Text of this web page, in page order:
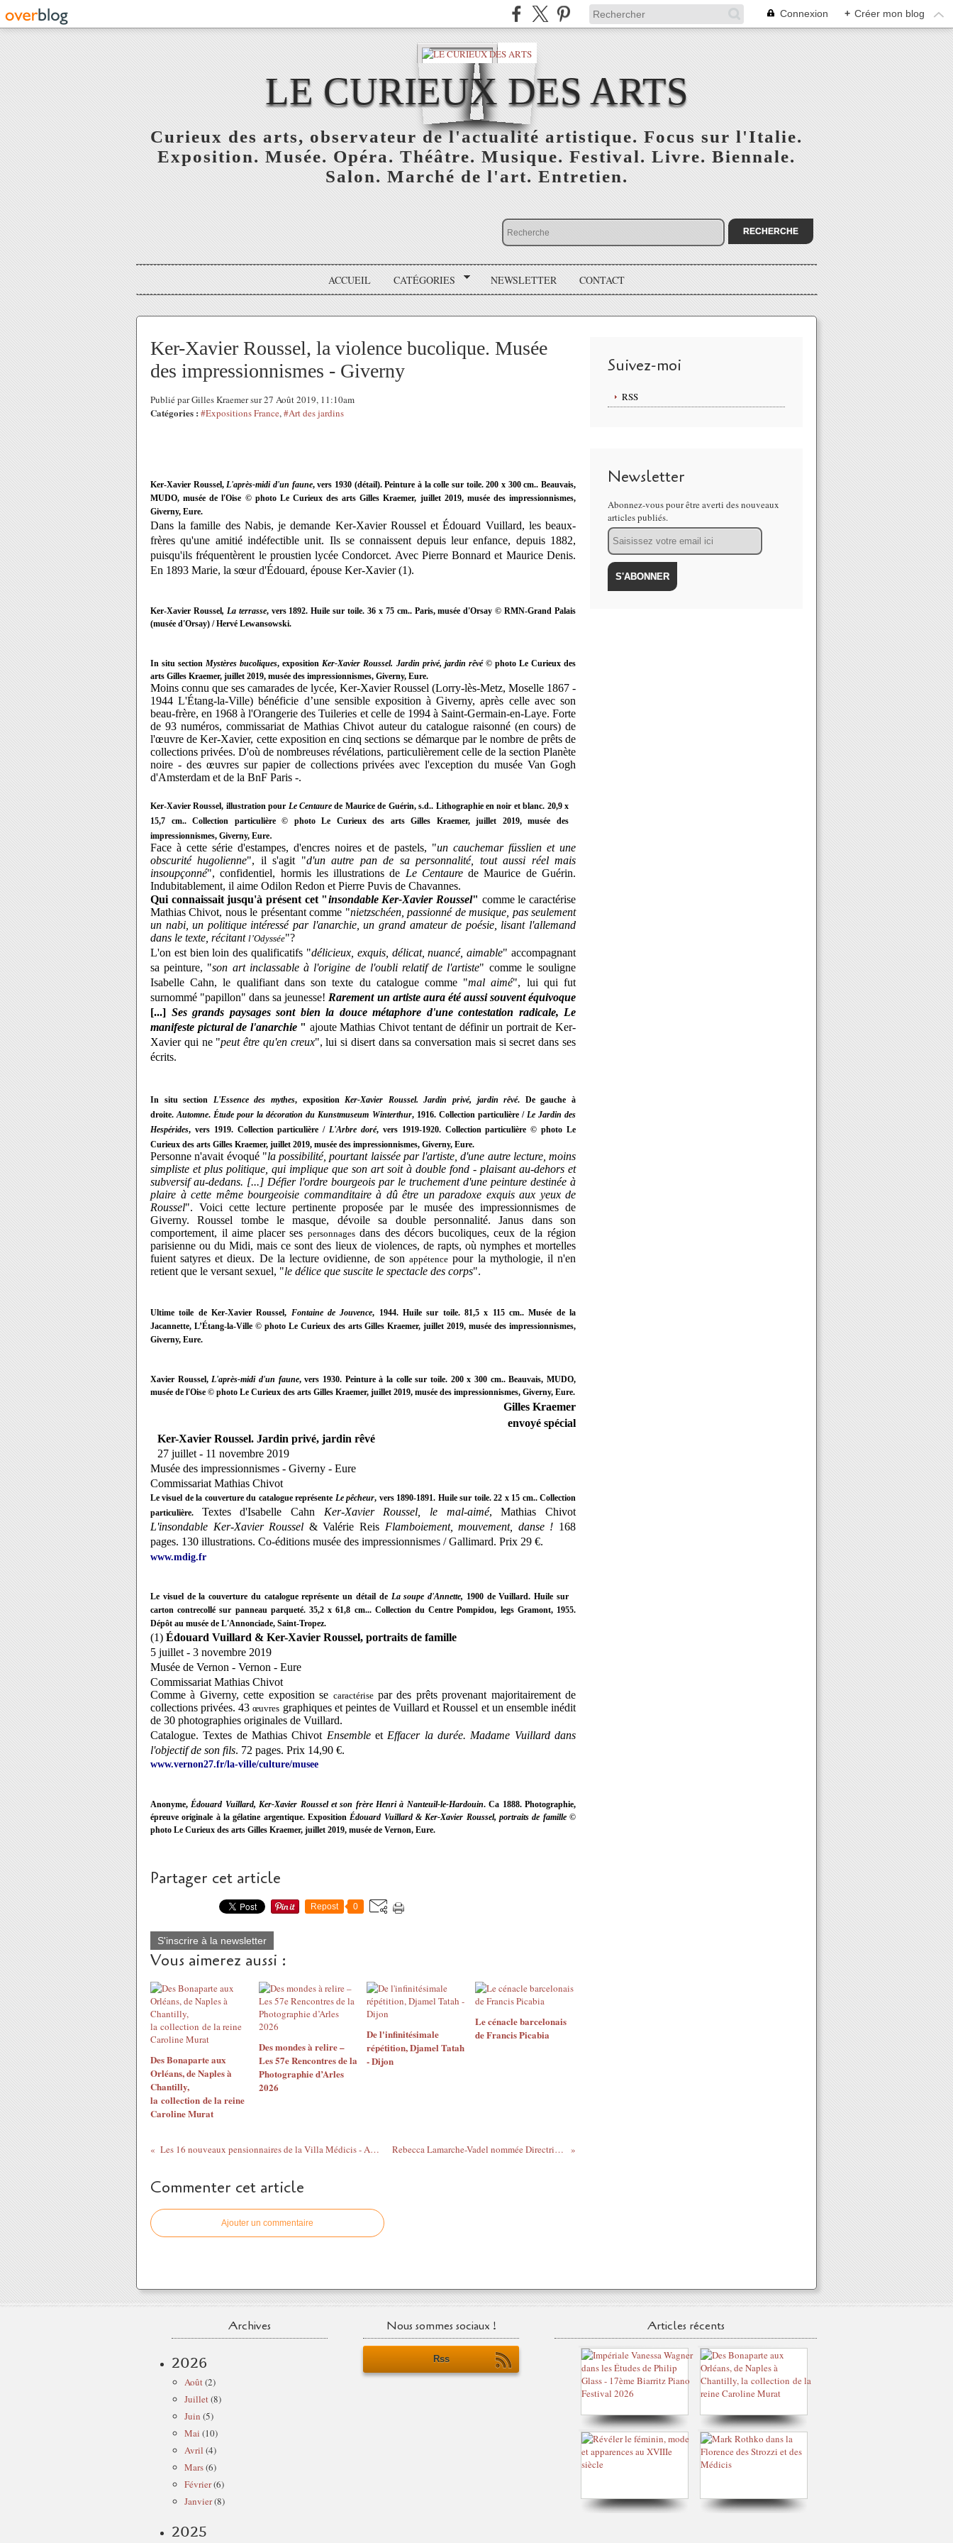
Connexion + Créer mon blog
LE CURIEUX DES ARTS
Curieux des arts, observateur de l'actualité artistique. Focus sur l'Italie.
Exposition. Musée. Opéra. Théâtre. Musique. Festival. Livre. Biennale.
Salon. Marché de l'art. Entretien.
ACCUEIL CATÉGORIES NEWSLETTER CONTACT
Ker-Xavier Roussel, la violence bucolique. Musée
des impressionnismes - Giverny
Publié par Gilles Kraemer sur 27 Août 2019, 11:10am
Catégories : #Expositions France,#Art des jardins
Ker-Xavier Roussel,L'après-midi d'un faune, vers 1930 (détail). Peinture à la colle sur toile. 200 x 300 cm.. Beauvais,
MUDO, musée de l'Oise © photo Le Curieux des arts Gilles Kraemer, juillet 2019, musée des impressionnismes,
Giverny, Eure.
Dans la famille des Nabis, je demande Ker-Xavier Roussel et Édouard Vuillard, les beaux-
frères qu'une amitié indéfectible unit. Ils se connaissent depuis leur enfance, depuis 1882,
puisqu'ils fréquentèrent le proustien lycée Condorcet. Avec Pierre Bonnard et Maurice Denis.
En 1893 Marie, la sœur d'Édouard, épouse Ker-Xavier (1).
Ker-Xavier Roussel, La terrasse, vers 1892. Huile sur toile. 36 x 75 cm.. Paris, musée d'Orsay © RMN-Grand Palais
(musée d'Orsay) / Hervé Lewansowski.
In situ section Mystères bucoliques, expositionKer-Xavier Roussel. Jardin privé, jardin rêvé© photo Le Curieux des
arts Gilles Kraemer, juillet 2019, musée des impressionnismes, Giverny, Eure.
Moins connu que ses camarades de lycée, Ker-Xavier Roussel (Lorry-lès-Metz, Moselle 1867 -
1944 L'Étang-la-Ville) bénéficie d’une sensible exposition à Giverny, après celle avec son
beau-frère, en 1968 à l'Orangerie des Tuileries et celle de 1994 à Saint-Germain-en-Laye. Forte
de 93 numéros, commissariat de Mathias Chivot auteur du catalogue raisonné (en cours) de
l'œuvre de Ker-Xavier, cette exposition en cinq sections se démarque par le nombre de prêts de
collections privées. D'où de nombreuses révélations, particulièrement celle de la section Planète
noire - des œuvres sur papier de collections privées avec l'exception du musée Van Gogh
d'Amsterdam et de la BnF Paris -.
Ker-Xavier Roussel, illustration pour Le Centaure de Maurice de Guérin, s.d.. Lithographie en noir et blanc. 20,9 x
15,7 cm.. Collection particulière © photo Le Curieux des arts Gilles Kraemer, juillet 2019, musée des
impressionnismes, Giverny, Eure.
Face à cette série d'estampes, d'encres noires et de pastels, "un cauchemar füsslien et une
obscurité hugolienne", il s'agit "d'un autre pan de sa personnalité, tout aussi réel mais
insoupçonné", confidentiel, hormis les illustrations de Le Centaurede Maurice de Guérin.
Indubitablement, il aime Odilon Redon et Pierre Puvis de Chavannes.
Qui connaissait jusqu'à présent cet "insondable Ker-Xavier Roussel" comme le caractérise
Mathias Chivot, nous le présentant comme "nietzschéen, passionné de musique, pas seulement
un nabi, un politique intéressé par l'anarchie, un grand amateur de poésie, lisant l'allemand
dans le texte, récitant l’Odyssée"?
L'on est bien loin des qualificatifs "délicieux, exquis, délicat, nuancé, aimable" accompagnant
sa peinture, "son art inclassable à l'origine de l'oubli relatif de l'artiste" comme le souligne
Isabelle Cahn, le qualifiant dans son texte du catalogue comme "mal aimé", lui qui fut
surnommé "papillon" dans sa jeunesse! Rarement un artiste aura été aussi souvent équivoque
[...] Ses grands paysages sont bien la douce métaphore d'une contestation radicale, Le
manifeste pictural de l'anarchie " ajoute Mathias Chivot tentant de définir un portrait de Ker-
Xavier qui ne "peut être qu'en creux", lui si disert dans sa conversation mais si secret dans ses
écrits.
In situ section L'Essence des mythes, expositionKer-Xavier Roussel. Jardin privé, jardin rêvé. De gauche à
droite.Automne.Étude pour la décoration du Kunstmuseum Winterthur, 1916. Collection particulière / Le Jardin des
Hespérides, vers 1919. Collection particulière /L'Arbre doré, vers 1919-1920. Collection particulière © photo Le
Curieux des arts Gilles Kraemer, juillet 2019, musée des impressionnismes, Giverny, Eure.
Personne n'avait évoqué "la possibilité, pourtant laissée par l'artiste, d'une autre lecture, moins
simpliste et plus politique, qui implique que son art soit à double fond - plaisant au-dehors et
subversif au-dedans. [...] Défier l'ordre bourgeois par le truchement d'une peinture destinée à
plaire à cette même bourgeoisie commanditaire à dû être un paradoxe exquis aux yeux de
Roussel". Voici cette lecture pertinente proposée par le musée des impressionnismes de
Giverny. Roussel tombe le masque, dévoile sa double personnalité. Janus dans son
comportement, il aime placer ses personnagesdans des décors bucoliques, ceux de la région
parisienne ou du Midi, mais ce sont des lieux de violences, de rapts, où nymphes et mortelles
fuient satyres et dieux. De la lecture ovidienne, de sonappétence pour la mythologie, il n'en
retient que le versant sexuel, "le délice que suscite le spectacle des corps".
Ultime toile de Ker-Xavier Roussel, Fontaine de Jouvence, 1944. Huile sur toile. 81,5 x 115 cm.. Musée de la
Jacannette, L’Étang-la-Ville © photo Le Curieux des arts Gilles Kraemer, juillet 2019, musée des impressionnismes,
Giverny, Eure.
Xavier Roussel,L'après-midi d'un faune, vers 1930. Peinture à la colle sur toile. 200 x 300 cm.. Beauvais, MUDO,
musée de l'Oise © photo Le Curieux des arts Gilles Kraemer, juillet 2019, musée des impressionnismes, Giverny, Eure.
Gilles Kraemer
envoyé spécial
Ker-Xavier Roussel. Jardin privé, jardin rêvé
27 juillet - 11 novembre 2019
Musée des impressionnismes - Giverny - Eure
Commissariat Mathias Chivot
Le visuel de la couverture du catalogue représente Le pêcheur, vers 1890-1891. Huile sur toile. 22 x 15 cm.. Collection
particulière.
Textes d'Isabelle Cahn Ker-Xavier Roussel, le mal-aimé, Mathias Chivot
L'insondable Ker-Xavier Roussel & Valérie Reis Flamboiement, mouvement, danse ! 168
pages. 130 illustrations. Co-éditions musée des impressionnismes / Gallimard. Prix 29 €.
www.mdig.fr
Le visuel de la couverture du catalogue représente un détail de La soupe d'Annette, 1900 de Vuillard. Huile sur
carton contrecollé sur panneau parqueté. 35,2 x 61,8 cm... Collection du Centre Pompidou, legs Gramont, 1955.
Dépôt au musée de L'Annonciade, Saint-Tropez.
(1) Édouard Vuillard & Ker-Xavier Roussel, portraits de famille
5 juillet - 3 novembre 2019
Musée de Vernon - Vernon - Eure
Commissariat Mathias Chivot
Comme à Giverny, cette exposition se caractérisepar des prêts provenant majoritairement de
collections privées.43œuvres graphiques et peintes de Vuillard et Roussel et un ensemble inédit
de 30 photographies originales de Vuillard.
Catalogue. Textes de Mathias Chivot Ensembleet Effacer la durée. Madame Vuillard dans
l'objectif de son fils. 72 pages. Prix 14,90 €.
www.vernon27.fr/la-ville/culture/musee
Anonyme,Édouard Vuillard, Ker-Xavier Roussel et son frère Henri à Nanteuil-le-Hardouin. Ca 1888. Photographie,
épreuve originale à la gélatine argentique. ExpositionÉdouard Vuillard & Ker-Xavier Roussel, portraits de famille©
photo Le Curieux des arts Gilles Kraemer, juillet 2019, musée de Vernon, Eure.
Partager cet article
Repost 0
S'inscrire à la newsletter
Vous aimerez aussi :
Des Bonaparte aux
Orléans, de Naples à
Chantilly,
la collection de la reine
Caroline Murat
Des mondes à relire –
Les 57e Rencontres de la
Photographie d’Arles
2026
​​​​​​​De l'infinitésimale
répétition, Djamel Tatah
- Dijon
Le cénacle barcelonais
de Francis Picabia
Les 16 nouveaux pensionnaires de la Villa Médicis - Académie de France à Rome. Promotion 2019-2020 Rebecca Lamarche-Vadel nommée Directrice déléguée de Lafayette Anticipations
Commenter cet article
Ajouter un commentaire
Suivez-moi
RSS
Newsletter
Abonnez-vous pour être averti des nouveaux
articles publiés.
Email
Archives
2026
Août(2)
Juillet(8)
Juin (5)
Mai (10)
Avril (4)
Mars(6)
Février(6)
Janvier(8)
2025
Nous sommes sociaux !
Rss
Articles récents